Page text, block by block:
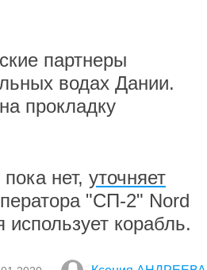
партнеры
водах Дании.
прокладку
нет, уточняет
"СП-2" Nord
корабль.